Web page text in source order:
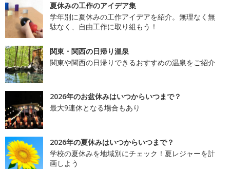
夏休みの工作のアイデア集
学年別に夏休みの工作アイデアを紹介。無理なく無
駄なく、自由工作に取り組もう！
関東・関西の日帰り温泉
関東や関西の日帰りできるおすすめの温泉をご紹介
2026年のお盆休みはいつからいつまで？
最大9連休となる場合もあり
2026年の夏休みはいつからいつまで？
学校の夏休みを地域別にチェック！夏レジャーを計
画しよう